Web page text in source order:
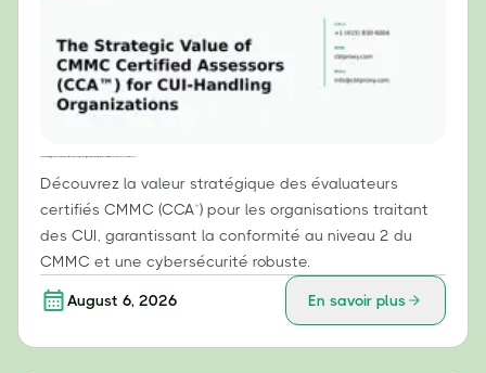
Découvrez la valeur stratégique des évaluateurs
certifiés CMMC (CCA™) pour les organisations traitant
des CUI, garantissant la conformité au niveau 2 du
CMMC et une cybersécurité robuste.
August 6, 2026 En savoir plus